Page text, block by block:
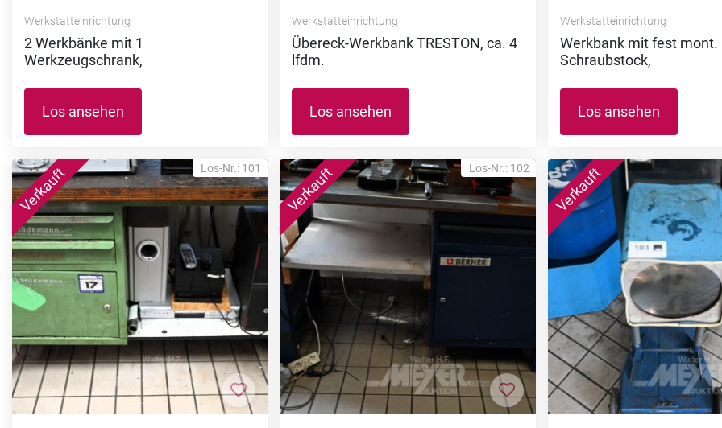
Werkstatteinrichtung
2 Werkbänke mit 1
Werkzeugschrank,
Los ansehen
Werkstatteinrichtung
Übereck-Werkbank TRESTON, ca. 4
lfdm.
Los ansehen
Werkstatteinrichtung
Werkbank mit fest mont.
Schraubstock,
Los ansehen
Los-Nr.: 101
Zur Merkliste hinzufügen
Los-Nr.: 102
Zur Merkliste hinzufügen